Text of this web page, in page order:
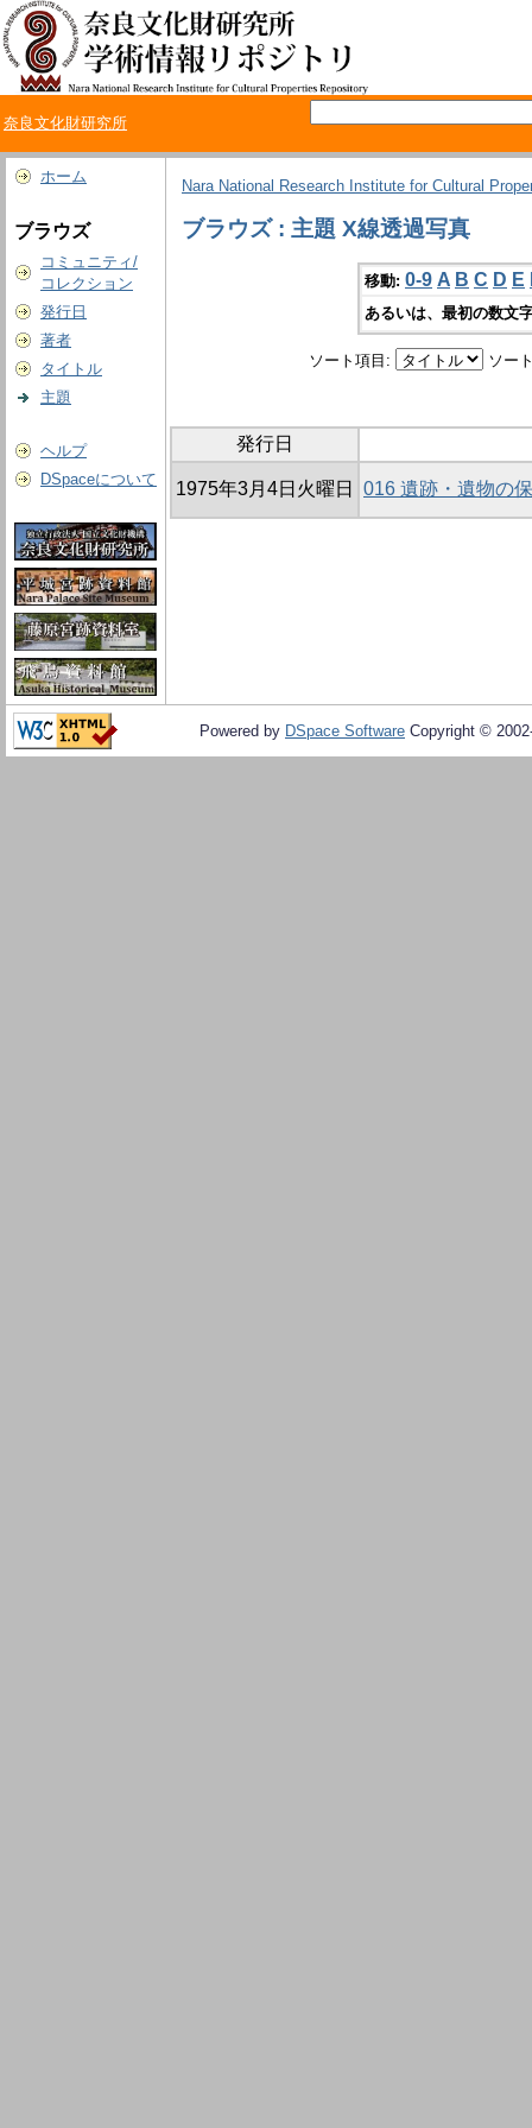
奈良文化財研究所
ホーム
ブラウズ
コミュニティ/
コレクション
発行日
著者
タイトル
主題
ヘルプ
DSpaceについて
Nara National Research Institute for Cultural
ブラウズ : 主題 X線透過写真
移動: 0-9 A B C D E
あるいは、最初の数文
ソート項目: ソー
発行日
1975年3月4日火曜日 016 遺跡・遺物の
Powered by DSpace Software Copyright ©